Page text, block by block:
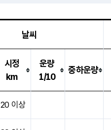
날씨
시정
km
운량
1/10
중하운량
20 이상